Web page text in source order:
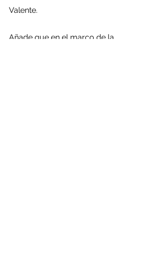
Valente.
Añade que en el marco de la